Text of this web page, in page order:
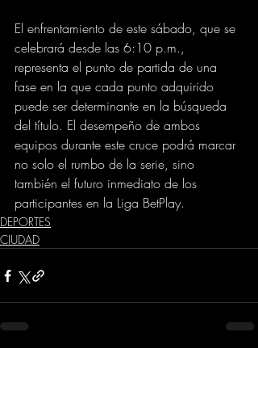
El enfrentamiento de este sábado, que se
celebrará desde las 6:10 p.m.,
representa el punto de partida de una
fase en la que cada punto adquirido
puede ser determinante en la búsqueda
del título. El desempeño de ambos
equipos durante este cruce podrá marcar
no solo el rumbo de la serie, sino
también el futuro inmediato de los
participantes en la Liga BetPlay.
DEPORTES
CIUDAD